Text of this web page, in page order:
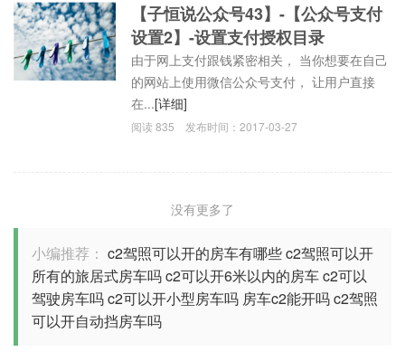
【子恒说公众号43】-【公众号支付
设置2】-设置支付授权目录
由于网上支付跟钱紧密相关， 当你想要在自己
的网站上使用微信公众号支付， 让用户直接
在...[详细]
阅读835 发布时间：2017-03-27
没有更多了
小编推荐： c2驾照可以开的房车有哪些c2驾照可以开
所有的旅居式房车吗c2可以开6米以内的房车c2可以
驾驶房车吗c2可以开小型房车吗 房车c2能开吗c2驾照
可以开自动挡房车吗